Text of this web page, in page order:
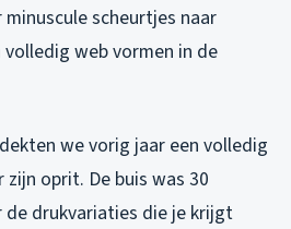
scheurtjes naar
web vormen in de
we vorig jaar een volledig
oprit. De buis was 30
drukvariaties die je krijgt